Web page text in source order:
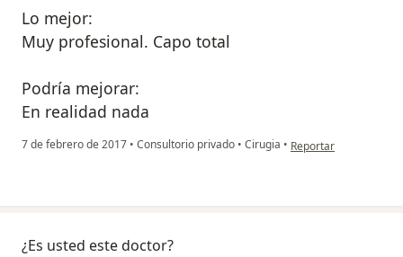
Lo mejor:
Muy profesional. Capo total
Podría mejorar:
En realidad nada
7 de febrero de 2017 • Consultorio privado • Cirugia • en opinión del
Reportar
¿Es usted este doctor?